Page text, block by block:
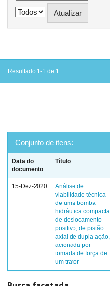
Resultado 1-1 de 1.
Conjunto de itens:
Data do
documento
Título
15-Dez-2020
Análise de
viabilidade técnica
de uma bomba
hidráulica compacta
de deslocamento
positivo, de pistão
axial de dupla ação,
acionada por
tomada de força de
um trator